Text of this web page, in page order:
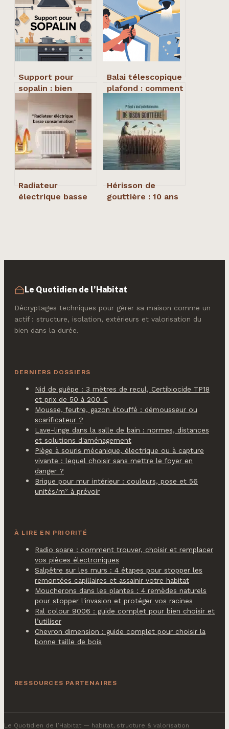
Support pour
sopalin : bien
choisir et installer
le bon modèle
chez vous
Balai télescopique
plafond : comment
l’utiliser
efficacement
Radiateur
électrique basse
Hérisson de
gouttière : 10 ans
Le Quotidien de l’Habitat
Décryptages techniques pour gérer sa maison comme un
actif : structure, isolation, extérieurs et valorisation du
bien dans la durée.
DERNIERS DOSSIERS
Nid de guêpe : 3 mètres de recul, Certibiocide TP18
et prix de 50 à 200 €
Mousse, feutre, gazon étouffé : démousseur ou
scarificateur ?
Lave-linge dans la salle de bain : normes, distances
et solutions d'aménagement
Piège à souris mécanique, électrique ou à capture
vivante : lequel choisir sans mettre le foyer en
danger ?
Brique pour mur intérieur : couleurs, pose et 56
unités/m² à prévoir
À LIRE EN PRIORITÉ
Radio spare : comment trouver, choisir et remplacer
vos pièces électroniques
Salpêtre sur les murs : 4 étapes pour stopper les
remontées capillaires et assainir votre habitat
Moucherons dans les plantes : 4 remèdes naturels
pour stopper l'invasion et protéger vos racines
Ral colour 9006 : guide complet pour bien choisir et
l’utiliser
Chevron dimension : guide complet pour choisir la
bonne taille de bois
RESSOURCES PARTENAIRES
Le Quotidien de l’Habitat — habitat, structure & valorisation